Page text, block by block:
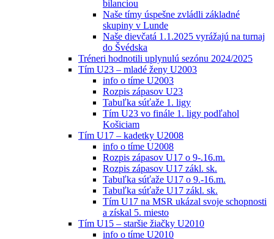
bilanciou
Naše tímy úspešne zvládli základné
skupiny v Lunde
Naše dievčatá 1.1.2025 vyrážajú na turnaj
do Švédska
Tréneri hodnotili uplynulú sezónu 2024/2025
Tím U23 – mladé ženy U2003
info o tíme U2003
Rozpis zápasov U23
Tabuľka súťaže 1. ligy
Tím U23 vo finále 1. ligy podľahol
Košiciam
Tím U17 – kadetky U2008
info o tíme U2008
Rozpis zápasov U17 o 9-.16.m.
Rozpis zápasov U17 zákl. sk.
Tabuľka súťaže U17 o 9.-16.m.
Tabuľka súťaže U17 zákl. sk.
Tím U17 na MSR ukázal svoje schopnosti
a získal 5. miesto
Tím U15 – staršie žiačky U2010
info o tíme U2010